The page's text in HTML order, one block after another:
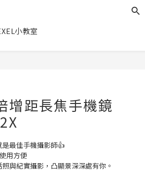
小教室
增距長焦手機鏡
最佳手機攝影師👍
用方便
與紀實攝影，凸顯景深深處有你。